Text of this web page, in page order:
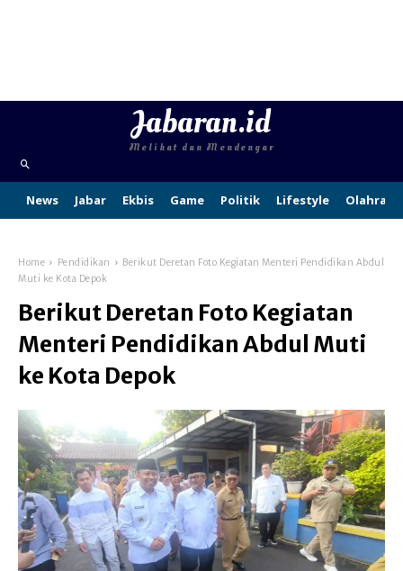
Jabaran.id
Melihat dan Mendengar
News Jabar Ekbis Game Politik Lifestyle Olahraga
Home Pendidikan
Berikut Deretan Foto Kegiatan Menteri Pendidikan Abdul
Muti ke Kota Depok
Berikut Deretan Foto Kegiatan
Menteri Pendidikan Abdul Muti
ke Kota Depok